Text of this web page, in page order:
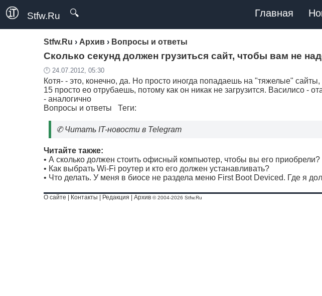
Stfw.Ru 🔍 Главная
Stfw.Ru › Архив › Вопросы и ответы
Сколько секунд должен грузиться сайт, чтобы вам не
🕛 24.07.2012, 05:30
Котя- - это, конечно, да. Но просто иногда попадаешь на "тяжелые"
15 просто ео отрубаешь, потому как он никак не загрузится. Василисо -
- аналогично
Вопросы и ответы Теги:
✆Читать IT-новости в Telegram
Читайте также:
• А сколько должен стоить офисный компьютер, чтобы вы его приобрели?
• Как выбрать Wi-Fi роутер и кто его должен устанавливать?
• Что делать. У меня в биосе не раздела меню First Boot Deviced. Где я
О сайте Контакты Редакция Архив © 2004-2026 Stfw.Ru